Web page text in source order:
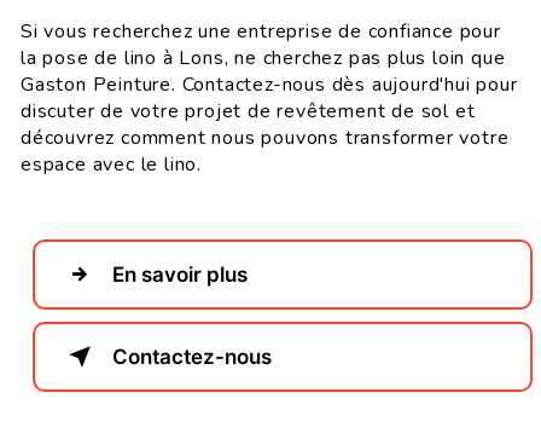
Si vous recherchez une entreprise de confiance pour
la pose de lino à Lons, ne cherchez pas plus loin que
Gaston Peinture. Contactez-nous dès aujourd'hui pour
discuter de votre projet de revêtement de sol et
découvrez comment nous pouvons transformer votre
espace avec le lino.
En savoir plus
Contactez-nous